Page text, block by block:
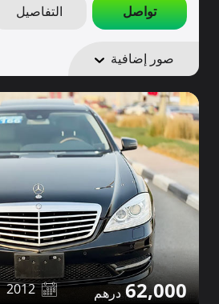
تواصل التفاصيل
صور إضافية
62,000
2012